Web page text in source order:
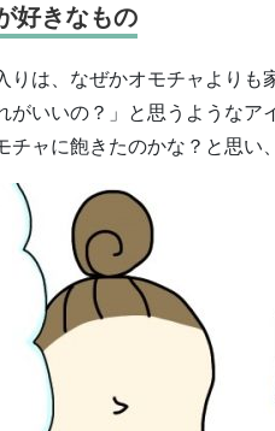
好きなもの
りは、なぜかオモチャよりも
がいいの？」と思うようなア
チャに飽きたのかな？と思